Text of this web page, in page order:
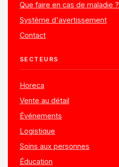
Que faire en cas de maladie ?
Système d'avertissement
Contact
SECTEURS
Horeca
Vente au détail
Événements
Logistique
Soins aux personnes
Éducation